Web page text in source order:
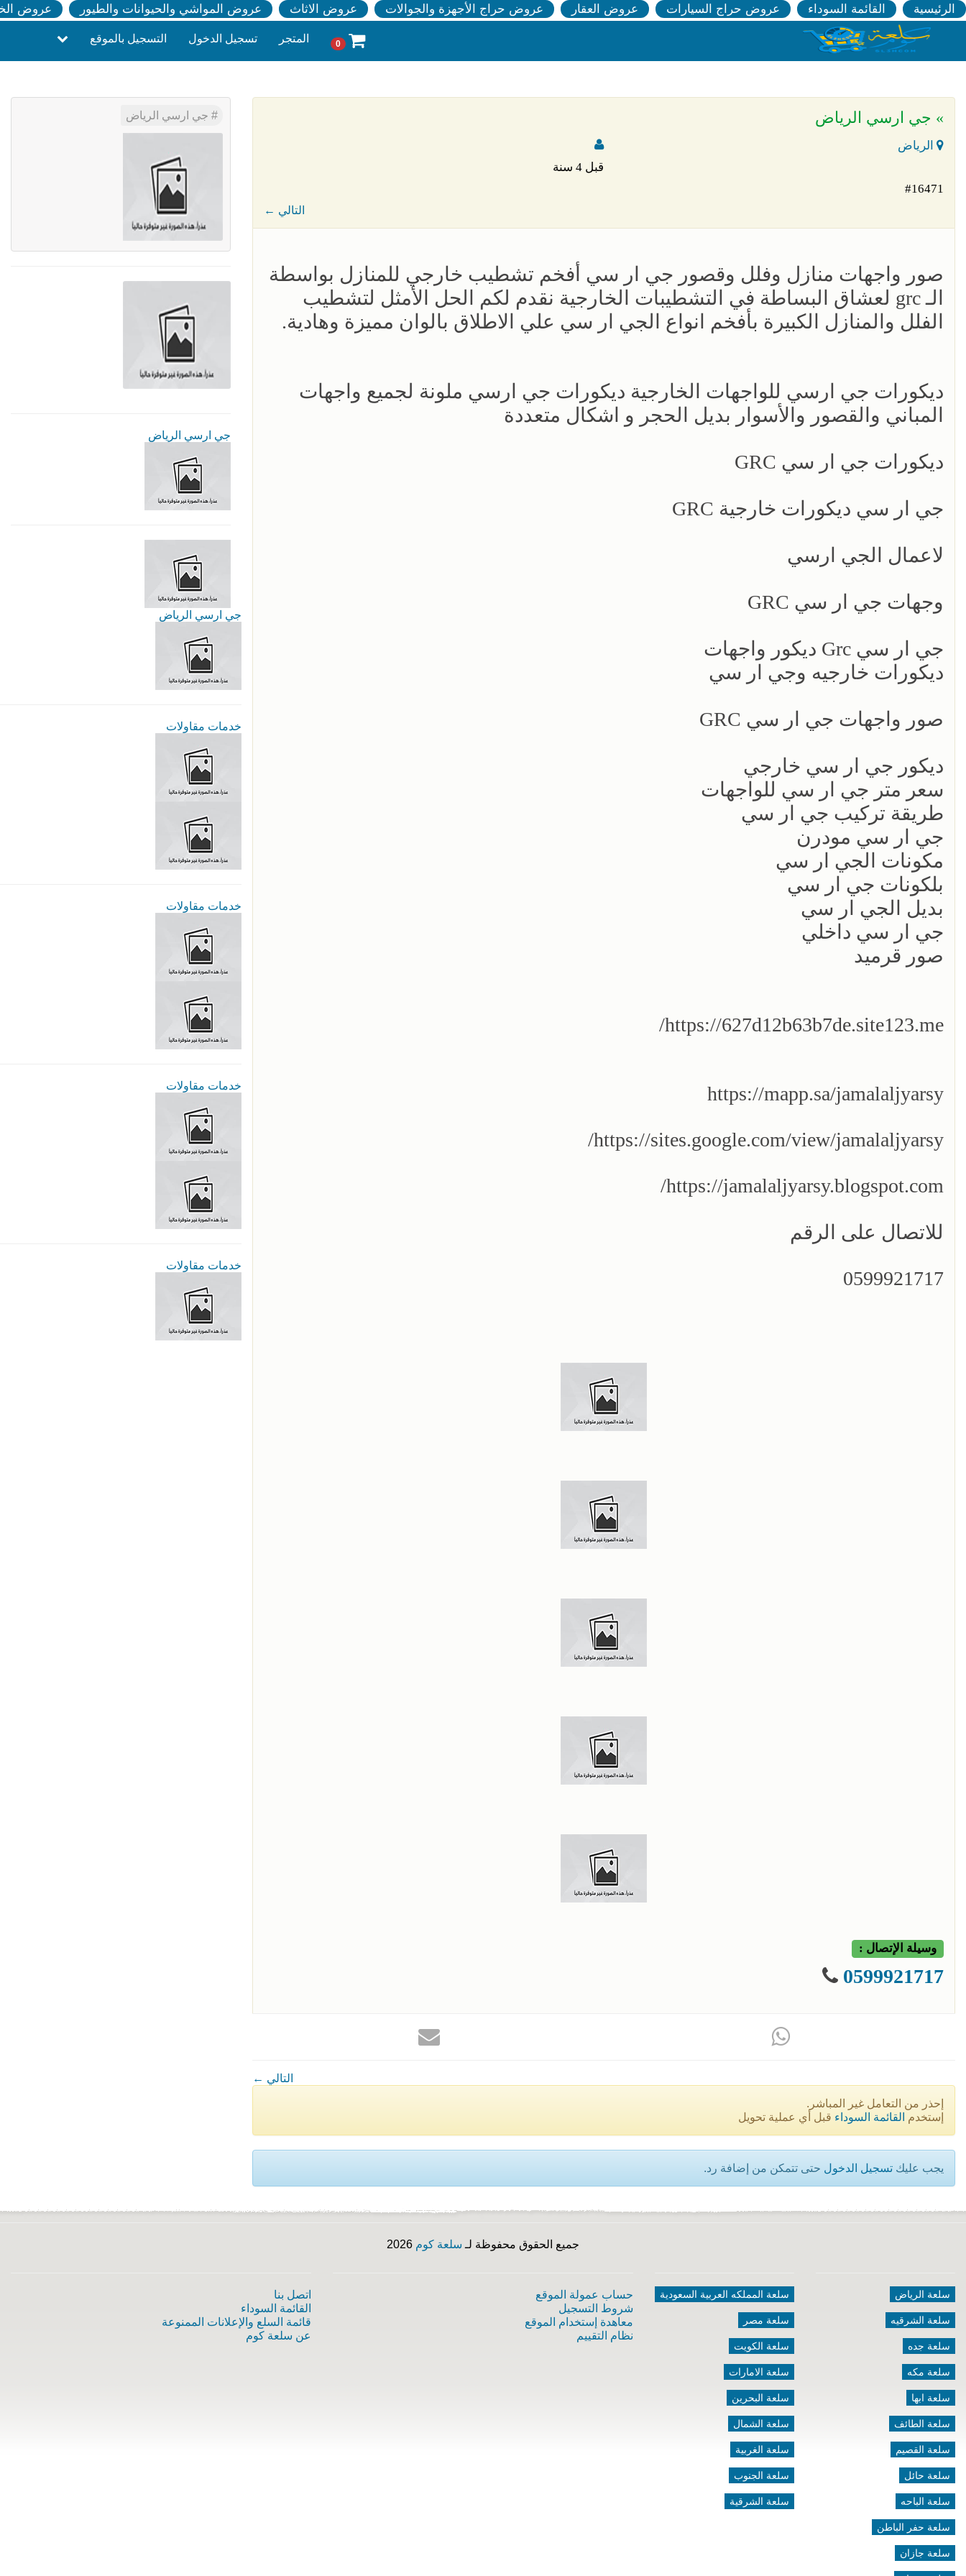
الرئيسية القائمة السوداء عروض حراج السيارات عروض العقار عروض حراج الأجهزة والجوالات عروض الاثاث عروض المواشي والحيوانات والطيور عروض
0 المتجر تسجيل الدخول التسجيل بالموقع
» جي ارسي الرياض
الرياض
قبل 4 سنة
#16471
← التالي
صور واجهات منازل وفلل وقصور جي ار سي أفخم تشطيب خارجي للمنازل بواسطة
الـ grc لعشاق البساطة في التشطيبات الخارجية نقدم لكم الحل الأمثل لتشطيب
الفلل والمنازل الكبيرة بأفخم انواع الجي ار سي علي الاطلاق بالوان مميزة وهادية.
ديكورات جي ارسي للواجهات الخارجية ديكورات جي ارسي ملونة لجميع واجهات
المباني والقصور والأسوار بديل الحجر و اشكال متعددة
ديكورات جي ار سي GRC
جي ار سي ديكورات خارجية GRC
لاعمال الجي ارسي
وجهات جي ار سي GRC
جي ار سي Grc ديكور واجهات
ديكورات خارجيه وجي ار سي
صور واجهات جي ار سي GRC
ديكور جي ار سي خارجي
سعر متر جي ار سي للواجهات
طريقة تركيب جي ار سي
جي ار سي مودرن
مكونات الجي ار سي
بلكونات جي ار سي
بديل الجي ار سي
جي ار سي داخلي
صور قرميد
https://627d12b63b7de.site123.me/
https://mapp.sa/jamalaljyarsy
https://sites.google.com/view/jamalaljyarsy/
https://jamalaljyarsy.blogspot.com/
للاتصال على الرقم
0599921717
وسيلة الإتصال :
0599921717
← التالي
إحذر من التعامل غير المباشر.
إستخدم القائمة السوداء قبل أي عملية تحويل
يجب عليك تسجيل الدخول حتى تتمكن من إضافة رد.
جي ارسي الرياض
جي ارسي الرياض
جي ارسي الرياض
خدمات مقاولات
خدمات مقاولات
خدمات مقاولات
خدمات مقاولات
جميع الحقوق محفوظة لـ سلعة كوم
سلعة الرياض
سلعة الشرقيه
سلعة جده
سلعة مكه
سلعة ابها
سلعة الطائف
سلعة القصيم
سلعة حائل
سلعة الباحه
سلعة حفر الباطن
سلعة جازان
سلعة المملكه العربية السعودية
سلعة مصر
سلعة الكويت
سلعة الامارات
سلعة البحرين
سلعة الشمال
سلعة الغربية
سلعة الجنوب
سلعة الشرقية
حساب عمولة الموقع
شروط التسجيل
معاهدة إستخدام الموقع
نظام التقييم
اتصل بنا
القائمة السوداء
قائمة السلع والإعلانات الممنوعة
عن سلعة كوم